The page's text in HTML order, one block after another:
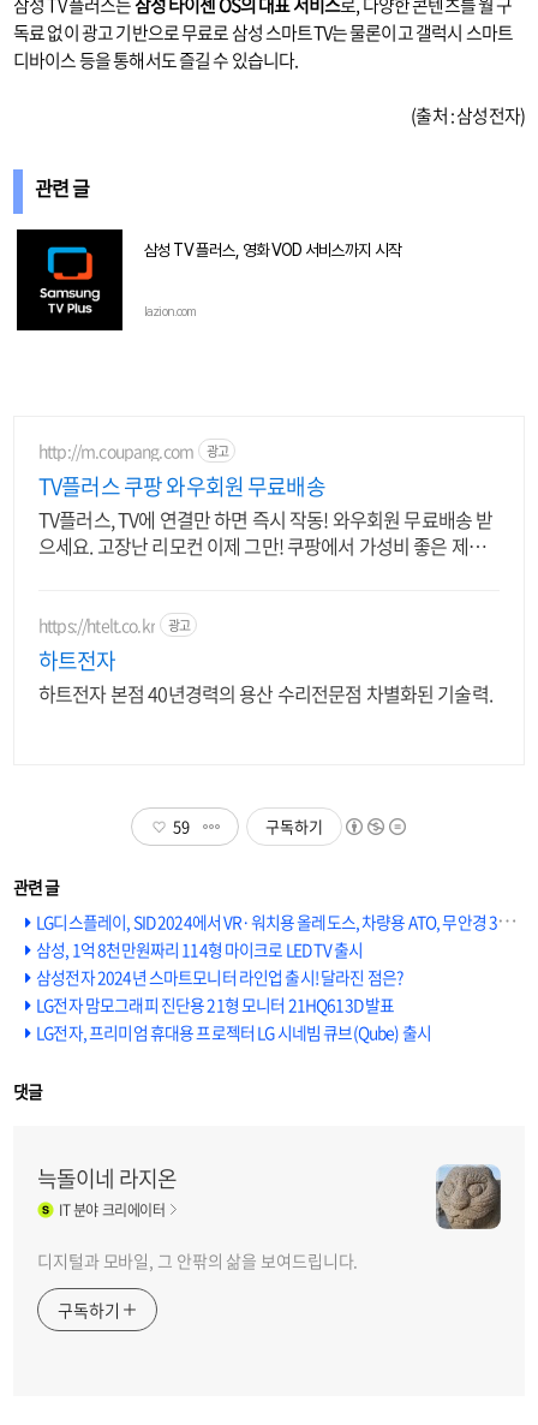
독료 없이 광고 기반으로 무료로 삼성 스마트TV는 물론이고 갤럭시 스마트
디바이스 등을 통해서도 즐길 수 있습니다.
(출처 : 삼성전자)
관련 글
삼성 TV 플러스, 영화 VOD 서비스까지 시작
lazion.com
http://m.coupang.com 광고
TV플러스 쿠팡 와우회원 무료배송
TV플러스, TV에 연결만 하면 즉시 작동! 와우회원 무료배송 받
으세요. 고장난 리모컨 이제 그만! 쿠팡에서 가성비 좋은 제품
https://htelt.co.kr 광고
하트전자
하트전자 본점 40년경력의 용산 수리전문점 차별화된 기술력.
59 구독하기
LG디스플레이, SID 2024에서 VR·워치용 올레도스, 차량용 ATO, 무안경 3D 계기판 등 신기술 공개
삼성, 1억 8천만원짜리 114형 마이크로 LED TV 출시
삼성전자 2024년 스마트모니터 라인업 출시! 달라진 점은?
LG전자 맘모그래피 진단용 21형 모니터 21HQ613D 발표
LG전자, 프리미엄 휴대용 프로젝터 LG 시네빔 큐브(Qube) 출시
댓글
늑돌이네 라지온
IT분야 크리에이터
디지털과 모바일, 그 안팎의 삶을 보여드립니다.
구독하기